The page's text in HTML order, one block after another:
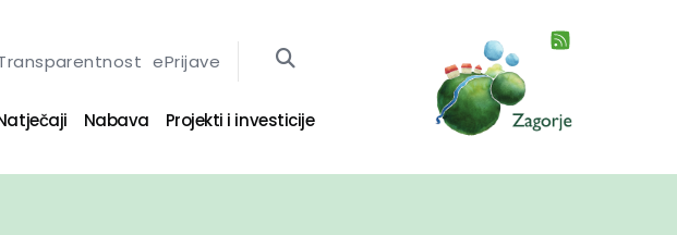
ePrijave
Nabava Projekti i investicije